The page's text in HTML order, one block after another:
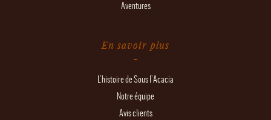
Aventures
En savoir plus
L'histoire de Sous l'Acacia
Notre équipe
Avis clients